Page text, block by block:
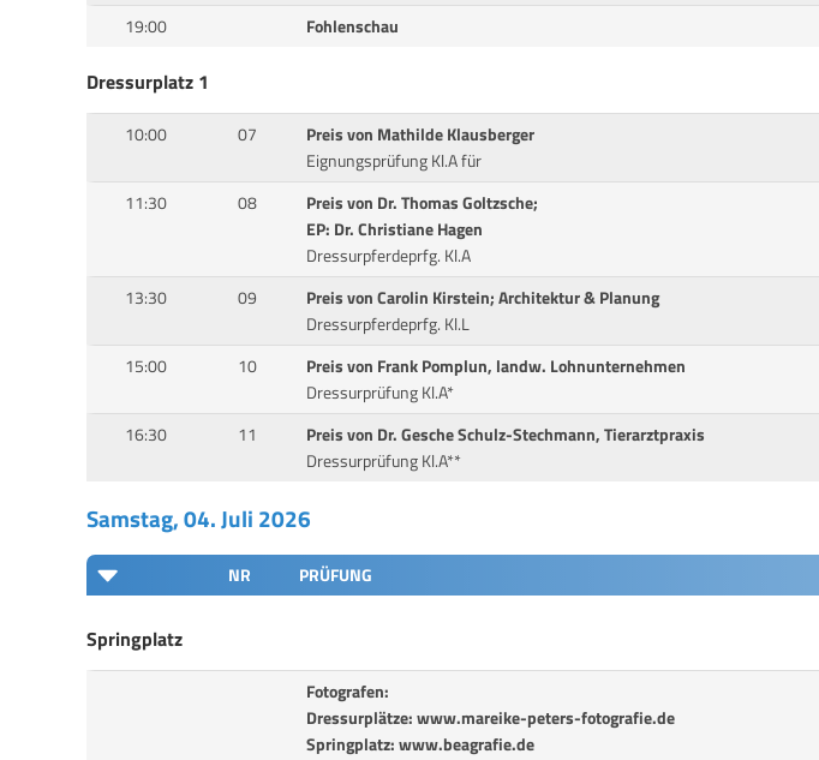
19:00 Fohlenschau
Dressurplatz 1
10:00 07
Preis von Mathilde Klausberger
Eignungsprüfung Kl.A für
11:30 08
Preis von Dr. Thomas Goltzsche;
EP: Dr. Christiane Hagen
Dressurpferdeprfg. Kl.A
13:30 09
Preis von Carolin Kirstein; Architektur & Planung
Dressurpferdeprfg. Kl.L
15:00 10
Preis von Frank Pomplun, landw. Lohnunternehmen
Dressurprüfung Kl.A*
16:30 11
Preis von Dr. Gesche Schulz-Stechmann, Tierarztpraxis
Dressurprüfung Kl.A**
Samstag, 04. Juli 2026
NR PRÜFUNG
Springplatz
Fotografen:
Dressurplätze: www.mareike-peters-fotografie.de
Springplatz: www.beagrafie.de